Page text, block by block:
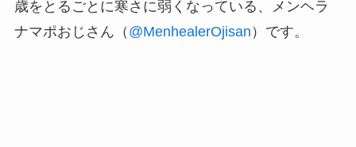
歳をとるごとに寒さに弱くなっている、メンヘラ
ナマポおじさん（ @MenhealerOjisan ）です。